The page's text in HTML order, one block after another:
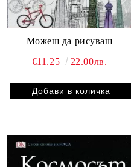
Можеш да рисуваш
€11.25 22.00лв.